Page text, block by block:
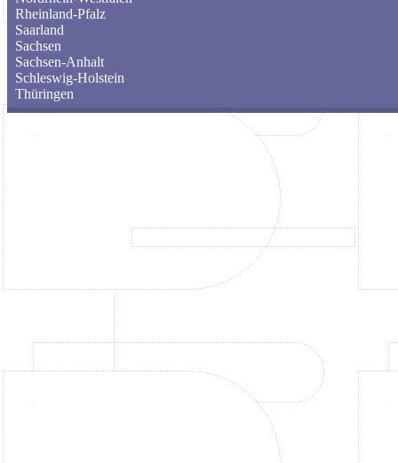
Rheinland-Pfalz
Saarland
Sachsen
Sachsen-Anhalt
Schleswig-Holstein
Thüringen